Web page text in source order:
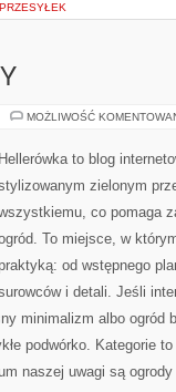
MOŻLIWOŚĆ
Hellerówka to blog
zielonym
co pomaga
To miejsce, w
od wstępnego
i detali. Jeśli
minimalizm albo ogród
podwórko. Kategorie
naszej uwagi są